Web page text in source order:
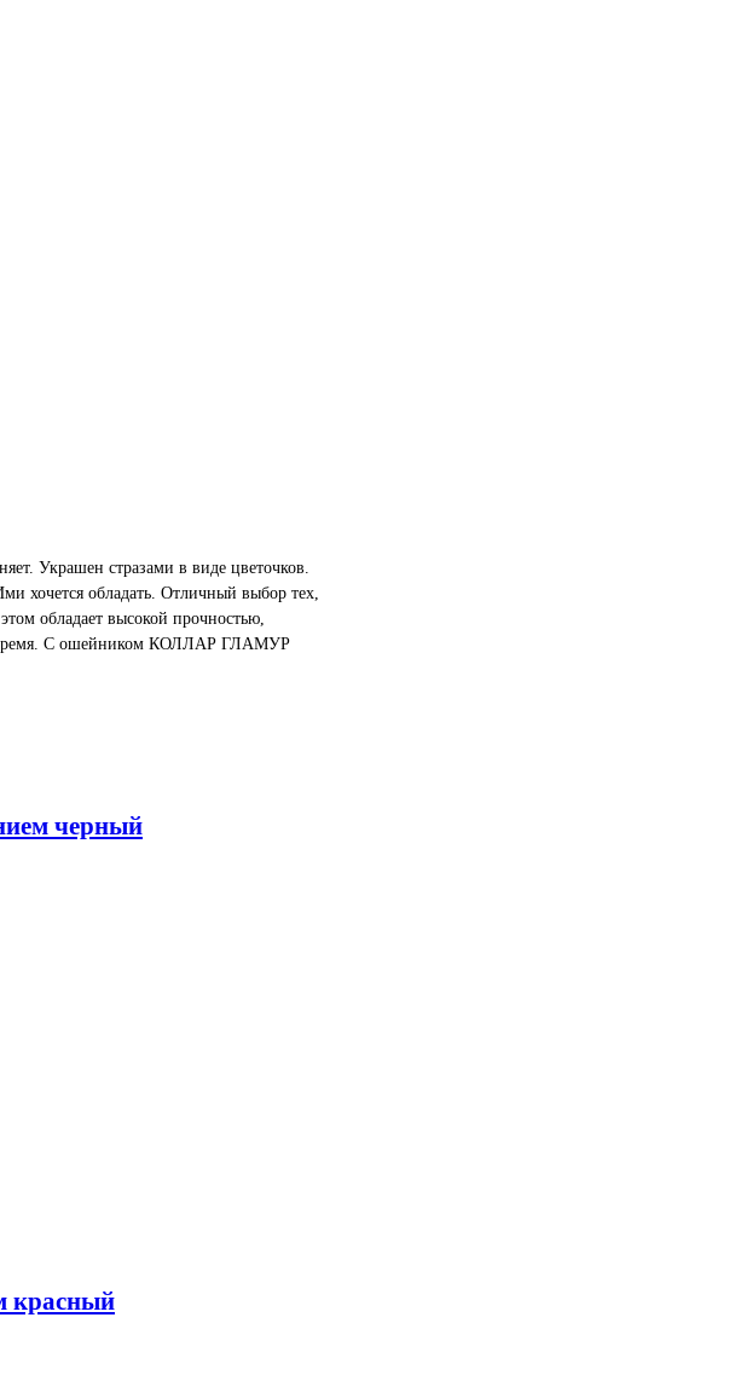
Украшен стразами в виде цветочков.
хочется обладать. Отличный выбор тех,
обладает высокой прочностью,
время. С ошейником КОЛЛАР ГЛАМУР
черный
красный